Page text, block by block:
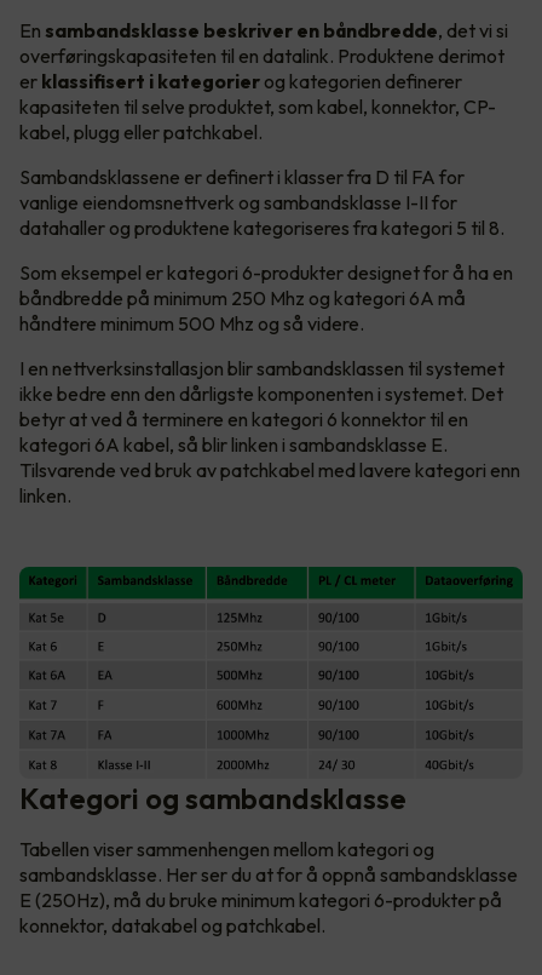
En sambandsklasse beskriver en båndbredde, det vi si
overføringskapasiteten til en datalink. Produktene derimot
er klassifisert i kategorier og kategorien definerer
kapasiteten til selve produktet, som kabel, konnektor, CP-
kabel, plugg eller patchkabel.
Sambandsklassene er definert i klasser fra D til FA for
vanlige eiendomsnettverk og sambandsklasse I-II for
datahaller og produktene kategoriseres fra kategori 5 til 8.
Som eksempel er kategori 6-produkter designet for å ha en
båndbredde på minimum 250 Mhz og kategori 6A må
håndtere minimum 500 Mhz og så videre.
I en nettverksinstallasjon blir sambandsklassen til systemet
ikke bedre enn den dårligste komponenten i systemet. Det
betyr at ved å terminere en kategori 6 konnektor til en
kategori 6A kabel, så blir linken i sambandsklasse E.
Tilsvarende ved bruk av patchkabel med lavere kategori enn
linken.
Kategori og sambandsklasse
Tabellen viser sammenhengen mellom kategori og
sambandsklasse. Her ser du at for å oppnå sambandsklasse
E (250Hz), må du bruke minimum kategori 6-produkter på
konnektor, datakabel og patchkabel.